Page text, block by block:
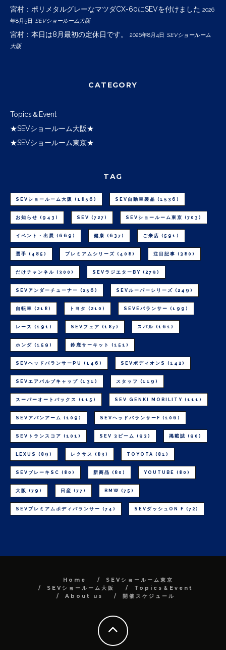
宮村：ポリメタルグレーなマツダCX-60にSEVを付けました 2026
年8月5日 SEVショールーム大阪
宮村：本日は8月最初の定休日です。 2026年8月4日 SEVショールーム
大阪
CATEGORY
Topics＆Event
★SEVショールーム大阪★
★SEVショールーム東京★
TAG
SEVショールーム大阪 (1856) SEV自動車製品 (1536)
お知らせ (943) SEV (727) SEVショールーム東京 (703)
イベント・出展 (669) 健康 (637) ご来店 (591)
選手 (485) プレミアムシリーズ (408) 注目記事 (380)
だけチャンネル (300) SEVラジエターBY (279)
SEVアンダーチューナー (256) SEVルーパーシリーズ (249)
自転車 (218) トヨタ (210) SEVEバランサー (199)
レース (191) SEVフェア (187) スバル (161)
ホンダ (159) 鈴鹿サーキット (151)
SEVヘッドバランサーPU (146) SEVボディオンS (142)
SEVエアバルブキャップ (131) スタッフ (119)
スーパーオートバックス (115) SEV GENKI MOBILITY (111)
SEVアバンアーム (109) SEVヘッドバランサーF (106)
SEVトランスコア (101) SEV 3ビーム (93) 掲載誌 (90)
LEXUS (89) レクサス (83) TOYOTA (81)
SEVブレーキSC (80) 新商品 (80) YOUTUBE (80)
大阪 (79) 日産 (77) BMW (75)
SEVプレミアムボディバランサー (74) SEVダッシュON F (72)
Home
SEVショールーム東京
SEVショールーム大阪
Topics＆Event
About us
開催スケジュール